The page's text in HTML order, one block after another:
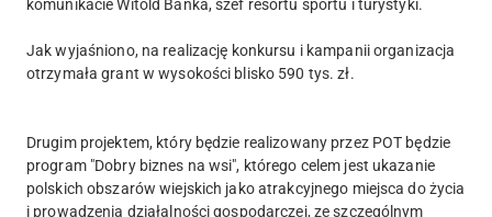
komunikacie Witold Bańka, szef resortu sportu i turystyki.
Jak wyjaśniono, na realizację konkursu i kampanii organizacja
otrzymała grant w wysokości blisko 590 tys. zł.
Drugim projektem, który będzie realizowany przez POT będzie
program "Dobry biznes na wsi", którego celem jest ukazanie
polskich obszarów wiejskich jako atrakcyjnego miejsca do życia
i prowadzenia działalności gospodarczej, ze szczególnym